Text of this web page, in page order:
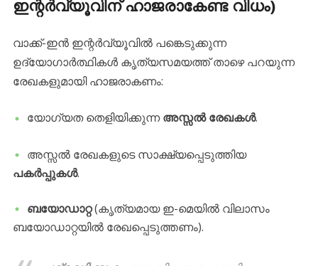
ഇന്റർവ്യൂവിന് ഹാജരാകേണ്ട വിധം)
​വാക്ക്-ഇൻ ഇന്റർവ്യൂവിൽ പങ്കെടുക്കുന്ന
ഉദ്യോഗാർത്ഥികൾ കൃത്യസമയത്ത് താഴെ പറയുന്ന
രേഖകളുമായി ഹാജരാകണം:
​യോഗ്യത തെളിയിക്കുന്നഅസ്സൽ രേഖകൾ.
​അസ്സൽ രേഖകളുടെ സാക്ഷ്യപ്പെടുത്തിയ
പകർപ്പുകൾ.
ബയോഡാറ്റ(കൃത്യമായ ഇ-മെയിൽ വിലാസം
ബയോഡാറ്റയിൽ രേഖപ്പെടുത്തണം).